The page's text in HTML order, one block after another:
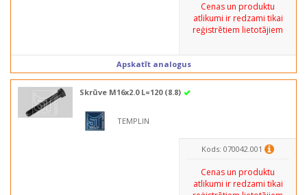
Cenas un produktu
atlikumi ir redzami tikai
reģistrētiem lietotājiem
Apskatīt analogus
Skrūve M16x2.0 L=120 (8.8)
TEMPLIN
Kods: 070042.001
Cenas un produktu
atlikumi ir redzami tikai